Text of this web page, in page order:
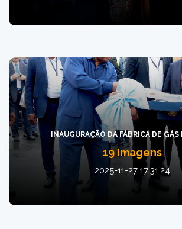
INAUGURAÇÃO DA FÁBRICA DE GÁS
19 Imagens
2025-11-27 17:31:24